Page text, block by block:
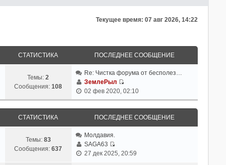
Текущее время: 07 авг 2026, 14:22
СТАТИСТИКА ПОСЛЕДНЕЕ СООБЩЕНИЕ
Темы:2
Сообщения:108
Re: Чистка форума от бесполез…
ЗемлеРыл
П
е
р
е
й
к
02 фев 2020, 02:10
СТАТИСТИКА ПОСЛЕДНЕЕ СООБЩЕНИЕ
Темы: 83
Сообщения:637
Молдавия.
SAGA63
П
27 дек 2025, 20:59